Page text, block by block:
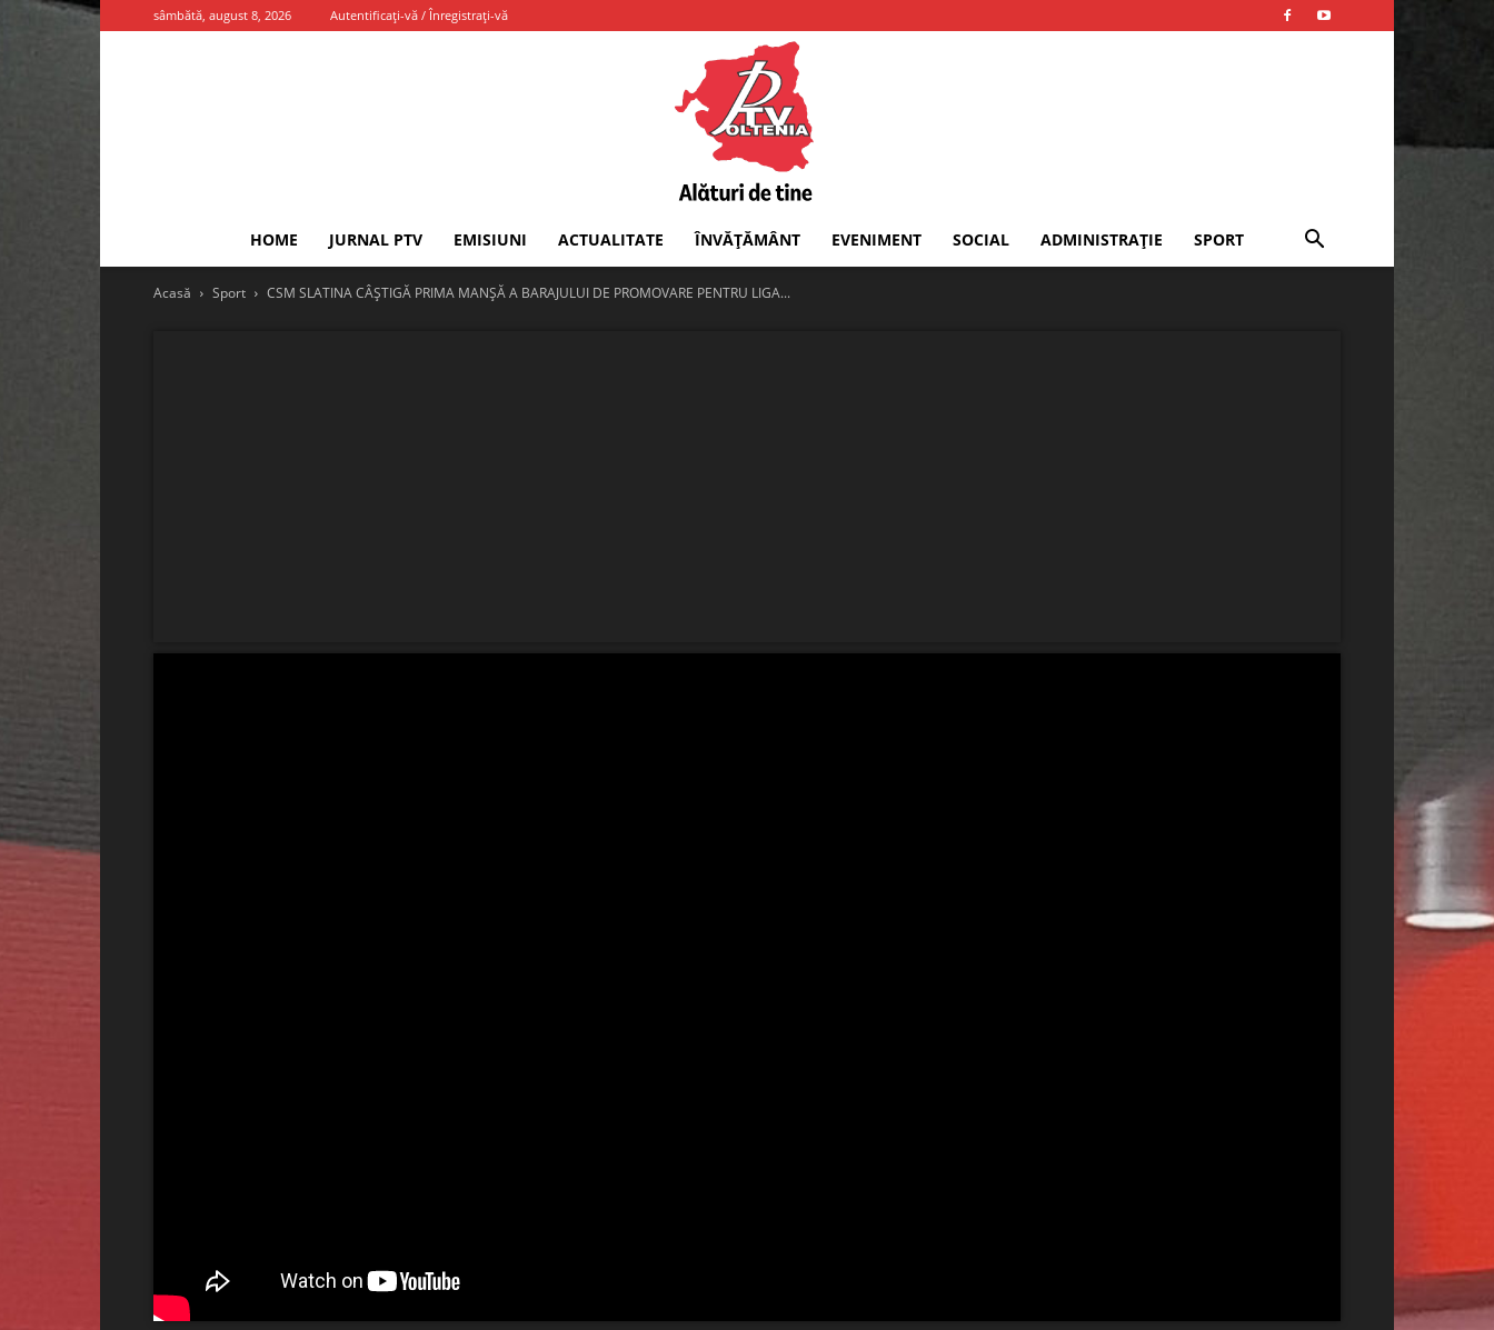
sâmbătă, august 8, 2026 Autentificați-vă / Înregistrați-vă
PTV
HOME JURNAL PTV EMISIUNI ACTUALITATE ÎNVĂȚĂMÂNT EVENIMENT SOCIAL ADMINISTRAȚIE SPORT
Acasă Sport CSM SLATINA CÂȘTIGĂ PRIMA MANȘĂ A BARAJULUI DE PROMOVARE PENTRU LIGA...